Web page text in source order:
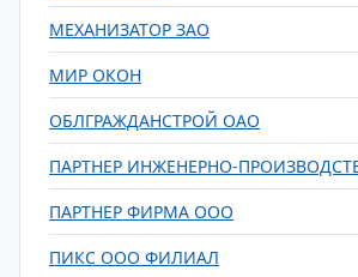
МЕХАНИЗАТОР ЗАО
МИР ОКОН
ОБЛГРАЖДАНСТРОЙ ОАО
ПАРТНЕР ИНЖЕНЕРНО-
ПАРТНЕР ФИРМА ООО
ПИКС ООО ФИЛИАЛ